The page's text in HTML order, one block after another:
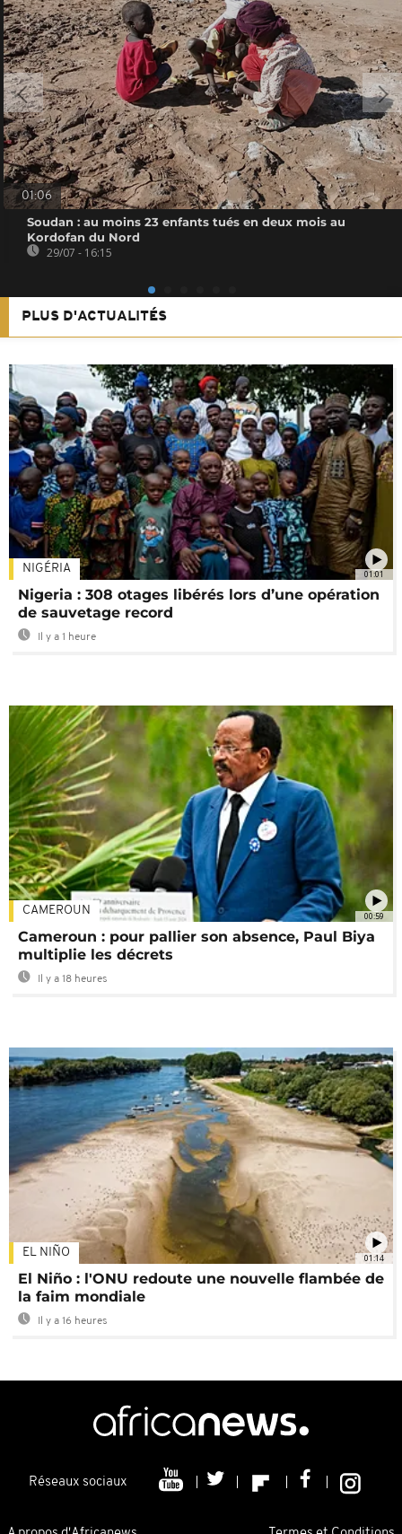
01:06
Soudan : au moins 23 enfants tués en deux mois au
Kordofan du Nord
29/07 - 16:15
PLUS D'ACTUALITÉS
01:01
NIGÉRIA
Nigeria : 308 otages libérés lors d’une opération
de sauvetage record
Il y a 1 heure
00:59
CAMEROUN
Cameroun : pour pallier son absence, Paul Biya
multiplie les décrets
Il y a 18 heures
01:14
EL NIÑO
El Niño : l'ONU redoute une nouvelle flambée de
la faim mondiale
Il y a 16 heures
Réseaux sociaux